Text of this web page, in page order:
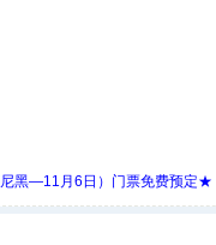
黑—11月6日）门票免费预定★